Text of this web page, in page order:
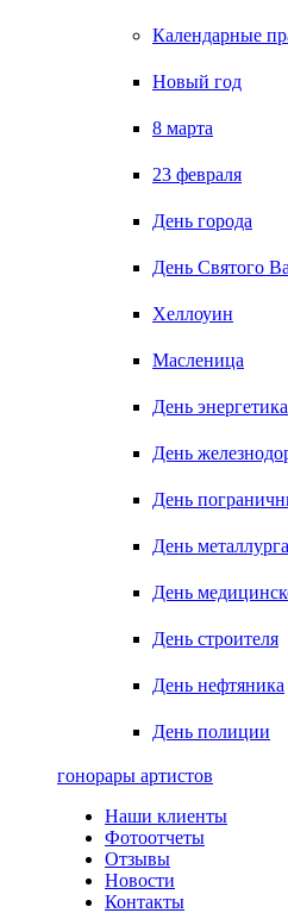
Календарные
Новый год
8 марта
23 февраля
День города
День Святого
Хеллоуин
Масленица
День энергетика
День
День
День металлурга
День
День строителя
День нефтяника
День полиции
гонорары артистов
Наши клиенты
Фотоотчеты
Отзывы
Новости
Контакты